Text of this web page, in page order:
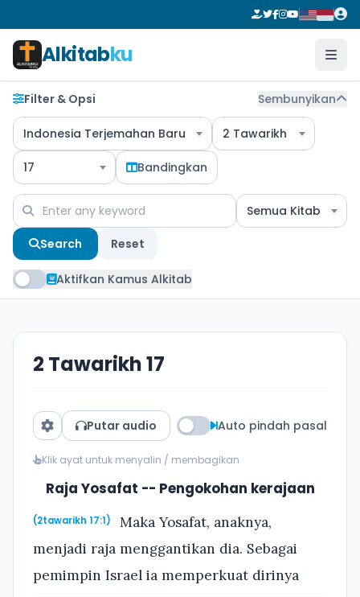
Alkitabku
Filter & Opsi Sembunyikan
Indonesia Terjemahan Baru 2 Tawarikh
17 Bandingkan
Semua Kitab
Search Reset
Aktifkan Kamus Alkitab
2 Tawarikh 17
Putar audio Auto pindah pasal
Klik ayat untuk menyalin / membagikan
Raja Yosafat -- Pengokohan kerajaan
(2tawarikh 17:1)
Maka Yosafat, anaknya,
menjadi raja menggantikan dia. Sebagai
pemimpin Israel ia memperkuat dirinya